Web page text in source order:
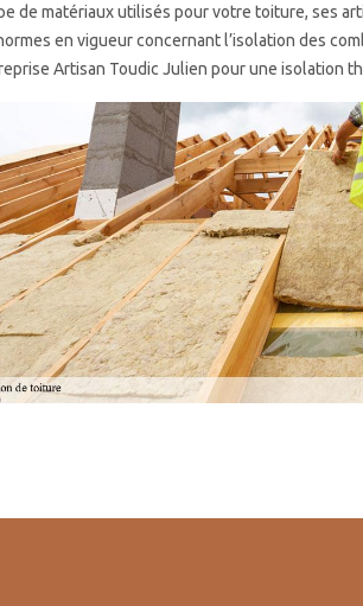
de matériaux utilisés pour votre toiture, ses
en vigueur concernant l’isolation des
Artisan Toudic Julien pour une isolation
votre espace sous les toits dépendra en
peut être réalisée de différentes
perdus, vous avez une variété d'options à